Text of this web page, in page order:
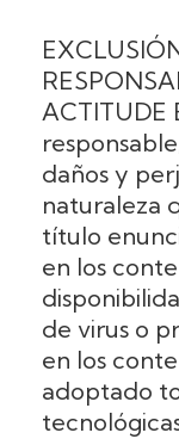
ACTITUDE
daños y
naturaleza
título
en los
de virus o
en los
adoptado